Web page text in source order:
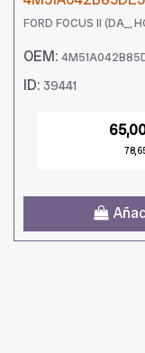
FORD FOCUS II (DA_,
OEM:
ID: 39441